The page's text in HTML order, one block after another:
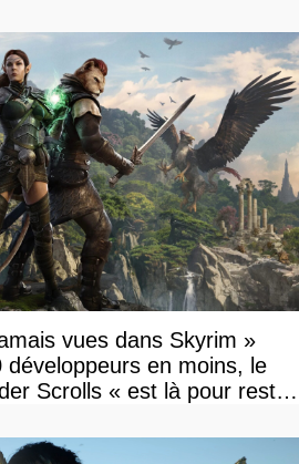
vues dans Skyrim »
en moins, le
Scrolls « est là pour rester